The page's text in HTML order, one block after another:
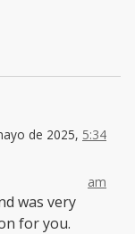
de 2025, 5:34
am
was very
for you.